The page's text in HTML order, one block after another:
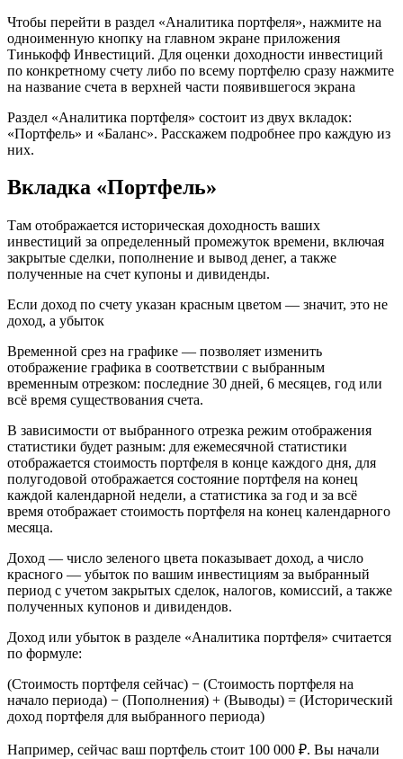
Чтобы перейти в раздел «Аналитика портфеля», нажмите на
одноименную кнопку на главном экране приложения
Тинькофф Инвестиций. Для оценки доходности инвестиций
по конкретному счету либо по всему портфелю сразу нажмите
на название счета в верхней части появившегося экрана
Раздел «Аналитика портфеля» состоит из двух вкладок:
«Портфель» и «Баланс». Расскажем подробнее про каждую из
них.
Вкладка «Портфель»
Там отображается историческая доходность ваших
инвестиций за определенный промежуток времени, включая
закрытые сделки, пополнение и вывод денег, а также
полученные на счет купоны и дивиденды.
Если доход по счету указан красным цветом — значит, это не
доход, а убыток
Временной срез на графике — позволяет изменить
отображение графика в соответствии с выбранным
временным отрезком: последние 30 дней, 6 месяцев, год или
всё время существования счета.
В зависимости от выбранного отрезка режим отображения
статистики будет разным: для ежемесячной статистики
отображается стоимость портфеля в конце каждого дня, для
полугодовой отображается состояние портфеля на конец
каждой календарной недели, а статистика за год и за всё
время отображает стоимость портфеля на конец календарного
месяца.
Доход — число зеленого цвета показывает доход, а число
красного — убыток по вашим инвестициям за выбранный
период с учетом закрытых сделок, налогов, комиссий, а также
полученных купонов и дивидендов.
Доход или убыток в разделе «Аналитика портфеля» считается
по формуле:
(Стоимость портфеля сейчас) − (Стоимость портфеля на
начало периода) − (Пополнения) + (Выводы) = (Исторический
доход портфеля для выбранного периода)
Например, сейчас ваш портфель стоит 100 000 ₽. Вы начали